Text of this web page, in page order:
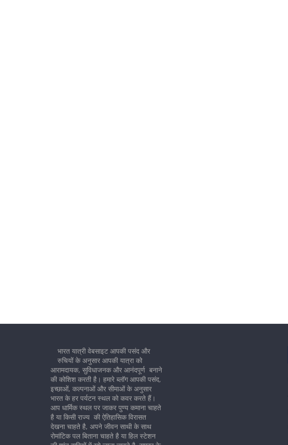
भारत यात्री वेबसाइट आपकी पसंद और
रुचियों के अनुसार आपकी यात्रा को
आरामदायक, सुविधाजनक और आनंदपूर्ण बनाने
की कोशिश करती है। हमारे ब्लॉग आपकी पसंद,
इच्छाओं, कल्पनाओं और सीमाओं के अनुसार
भारत के हर पर्यटन स्थल को कवर करते हैं।
आप धार्मिक स्थल पर जाकर पुण्य कमाना चाहते
है या किसी राज्य की ऐतिहासिक विरासत
देखना चाहते है, अपने जीवन साथी के साथ
रोमांटिक पल बिताना चाहते है या हिल स्टेशन